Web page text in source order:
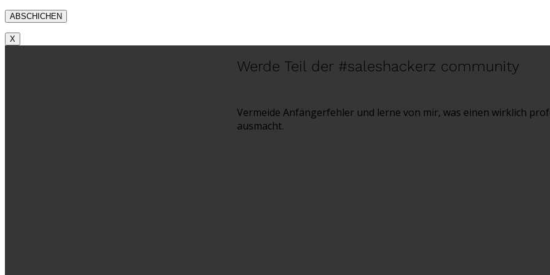
X
Werde Teil der #saleshackerz community
Vermeide Anfängerfehler und lerne von mir, was einen wirklich
ausmacht.